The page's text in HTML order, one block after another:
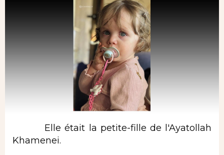
Elle était la petite-fille de l'Ayatollah
Khamenei.